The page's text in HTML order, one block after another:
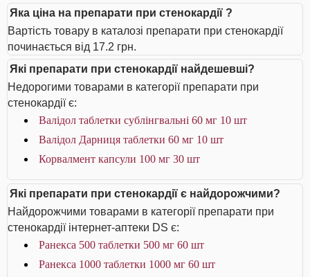
Яка ціна на препарати при стенокардії ?
Вартість товару в каталозі препарати при стенокардії
починається від 17.2 грн.
Які препарати при стенокардії найдешевші?
Недорогими товарами в категорії препарати при
стенокардії є:
Валідол таблетки сублінгвальні 60 мг 10 шт
Валідол Дарниця таблетки 60 мг 10 шт
Корвалмент капсули 100 мг 30 шт
Які препарати при стенокардії є найдорожчими?
Найдорожчими товарами в категорії препарати при
стенокардії інтернет-аптеки DS є:
Ранекса 500 таблетки 500 мг 60 шт
Ранекса 1000 таблетки 1000 мг 60 шт